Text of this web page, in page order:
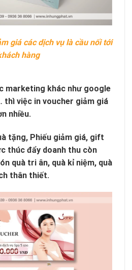
giá các dịch vụ là cầu nối tới
hàng
marketing khác như google
thì việc in voucher giảm giá
nhiều.
tặng, Phiếu giảm giá, gift
thúc đẩy doanh thu còn
quà tri ân, quà kỉ niệm, quà
thân thiết.